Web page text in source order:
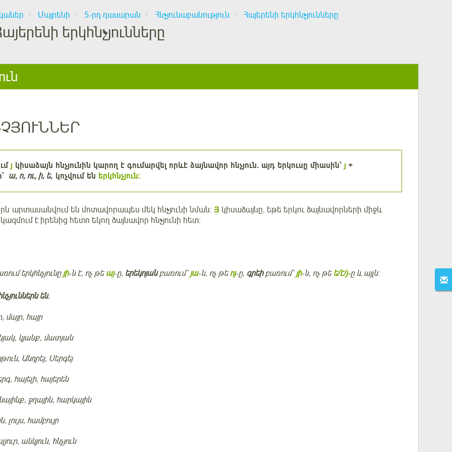
Մայրենի 5-րդ դասարան Հնչյունաբանություն Հայերենի երկհնչյունները
երկհնչյունները
յ կիսաձայն հնչյունին կարող է գումարվել որևէ ձայնավոր հնչյուն. այդ երկուսը միասին՝ յ +
ա, ո, ու, ի, ե, կոչվում են երկհնչյուն:
արտասանվում են մոտավորապես մեկ հնչյունի նման: Յ կիսաձայնը, եթե երկու ձայնավորների միջև
կազմում է իրենից հետո եկող ձայնավոր հնչյունի հետ:
երկհնչյունըյի-ն է, ոչ թեայ-ը, երեկոյանբառում՝յա-ն, ոչ թեոյ-ը, գրեիբառում՝յի-ն, ոչ թեե/է/յ-ը և այլն:
են.
մայր, հայր
կյանք, մատյան
Անդրեյ, Սերգեյ
հայելի, հայերեն
ջղային, հարկային
լույս, համբույր
անկյուն, հնչյուն